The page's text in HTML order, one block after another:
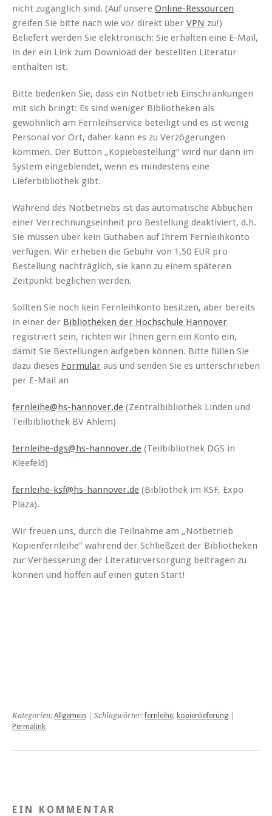
nicht zugänglich sind. (Auf unsere Online-Ressourcen
greifen Sie bitte nach wie vor direkt über VPN zu!)
Beliefert werden Sie elektronisch: Sie erhalten eine E-Mail,
in der ein Link zum Download der bestellten Literatur
enthalten ist.
Bitte bedenken Sie, dass ein Notbetrieb Einschränkungen
mit sich bringt: Es sind weniger Bibliotheken als
gewöhnlich am Fernleihservice beteiligt und es ist wenig
Personal vor Ort, daher kann es zu Verzögerungen
kommen. Der Button „Kopiebestellung“ wird nur dann im
System eingeblendet, wenn es mindestens eine
Lieferbibliothek gibt.
Während des Notbetriebs ist das automatische Abbuchen
einer Verrechnungseinheit pro Bestellung deaktiviert, d.h.
Sie müssen über kein Guthaben auf Ihrem Fernleihkonto
verfügen. Wir erheben die Gebühr von 1,50 EUR pro
Bestellung nachträglich, sie kann zu einem späteren
Zeitpunkt beglichen werden.
Sollten Sie noch kein Fernleihkonto besitzen, aber bereits
in einer der Bibliotheken der Hochschule Hannover
registriert sein, richten wir Ihnen gern ein Konto ein,
damit Sie Bestellungen aufgeben können. Bitte füllen Sie
dazu dieses Formular aus und senden Sie es unterschrieben
per E-Mail an
fernleihe@hs-hannover.de (Zentralbibliothek Linden und
Teilbibliothek BV Ahlem)
fernleihe-dgs@hs-hannover.de (Teilbibliothek DGS in
Kleefeld)
fernleihe-ksf@hs-hannover.de (Bibliothek im KSF, Expo
Plaza).
Wir freuen uns, durch die Teilnahme am „Notbetrieb
Kopienfernleihe“ während der Schließzeit der Bibliotheken
zur Verbesserung der Literaturversorgung beitragen zu
können und hoffen auf einen guten Start!
Kategorien: Allgemein | Schlagwörter:fernleihe, kopienlieferung
Permalink
EIN KOMMENTAR